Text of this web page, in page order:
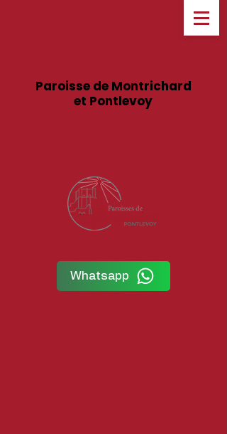
Paroisse de Montrichard
et Pontlevoy
Whatsapp